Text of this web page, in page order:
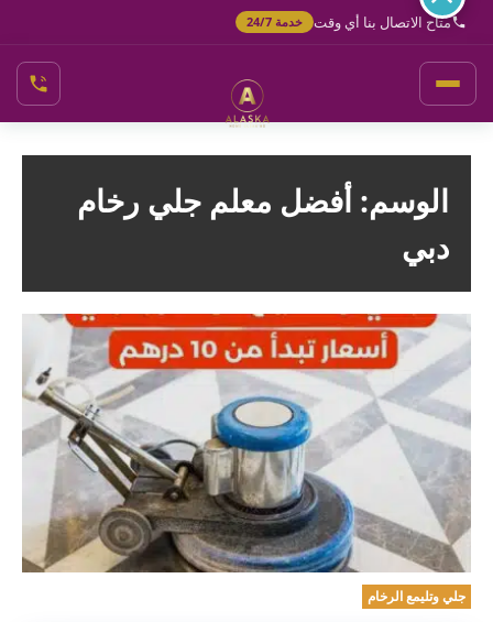
تخطي
المحتوى
متاح الاتصال بنا أي وقت خدمة 24/7
الوسم: أفضل معلم جلي رخام
دبي
جلي وتليمع الرخام